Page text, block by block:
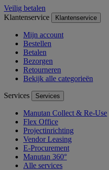
Veilig betalen
Klantenservice
Klantenservice
Mijn account
Bestellen
Betalen
Bezorgen
Retourneren
Bekijk alle categorieën
Services Services
Manutan Collect & Re-Use
Flex Office
Projectinrichting
Vendor Leasing
E-Procurement
Manutan 360°
Alle services